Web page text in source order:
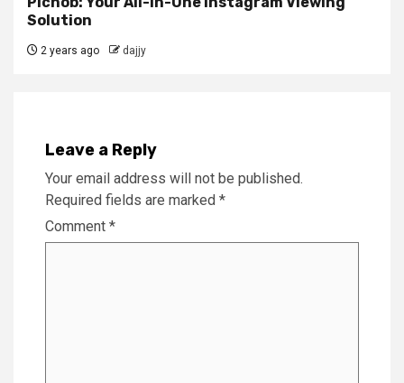
Solution
2 years ago dajjy
Leave a Reply
Your email address will not be published.
Required fields are marked *
Comment *